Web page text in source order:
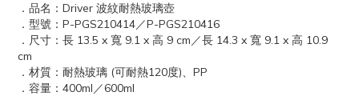
．品名：Driver 波紋耐熱玻璃壺
．型號：P-PGS210414／P-PGS210416
．尺寸：長 13.5 x 寬 9.1 x 高 9 cm／長 14.3 x 寬 9.1 x 高 10.9
cm
．材質：耐熱玻璃 (可耐熱120度)、PP
．容量：400ml／600ml